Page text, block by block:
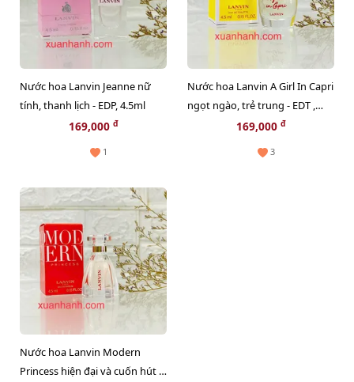
Nước hoa Lanvin Jeanne nữ
tính, thanh lịch - EDP, 4.5ml
169,000 đ
1
Nước hoa Lanvin A Girl In Capri
ngọt ngào, trẻ trung - EDT ,
169,000 đ
3
Nước hoa Lanvin Modern
Princess hiện đại và cuốn hút -